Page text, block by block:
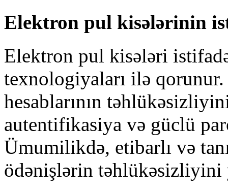
Elektron pul kisələrinin
Elektron pul kisələri
texnologiyaları ilə
hesablarının
autentifikasiya və güclü
Ümumilikdə, etibarlı və
ödənişlərin təhlükəsizliyini